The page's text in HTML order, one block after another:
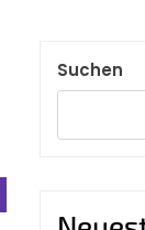
Suchen